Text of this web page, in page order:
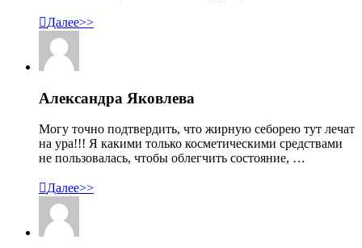
Далее>>
Александра Яковлева
Могу точно подтвердить, что жирную себорею тут лечат
на ура!!! Я какими только косметическими средствами
не пользовалась, чтобы облегчить состояние, …
Далее>>